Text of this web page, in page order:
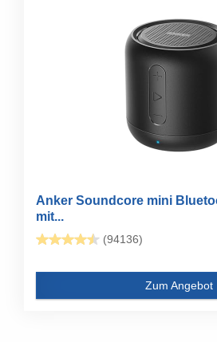
Anker Soundcore mini
mit...
(94136)
Zum Angebot